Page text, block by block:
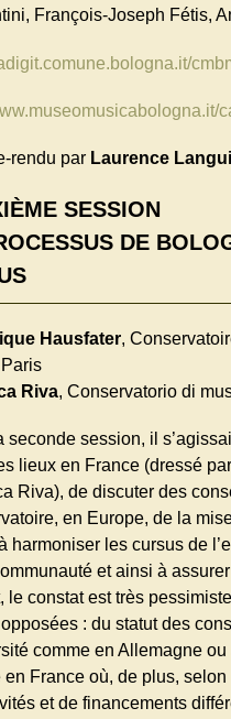
François-Joseph Fétis,
rendu par Laurence
SESSION
DE
Hausfater,
Riva, Conservatorio di
seconde session, il
lieux en France (dressé
Riva), de discuter des
en Europe, de la
harmoniser les cursus de
et ainsi à
le constat est très
: du statut des
comme en Allemagne
en France où, de plus,
et de financements